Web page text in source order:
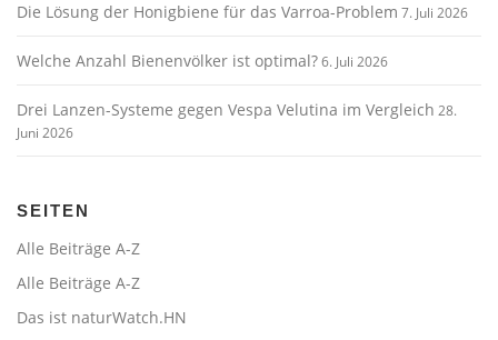
Die Lösung der Honigbiene für das Varroa-Problem 7. Juli 2026
Welche Anzahl Bienenvölker ist optimal?6. Juli 2026
Drei Lanzen-Systeme gegen Vespa Velutina im Vergleich 28.
Juni 2026
SEITEN
Alle Beiträge A-Z
Alle Beiträge A-Z
Das ist naturWatch.HN